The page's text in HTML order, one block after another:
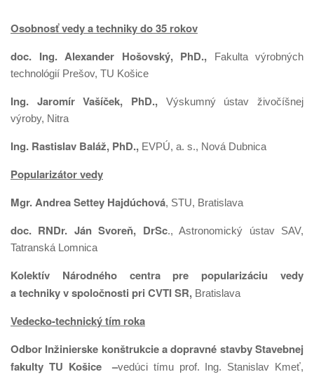
Osobnosť vedy a techniky do 35 rokov
doc. Ing. Alexander Hošovský, PhD.,
Fakulta výrobných
technológií Prešov, TU Košice
Ing. Jaromír Vašíček, PhD., Výskumný ústav živočíšnej
výroby, Nitra
Ing. Rastislav Baláž, PhD., EVPÚ, a. s., Nová Dubnica
Popularizátor vedy
Mgr. Andrea Settey Hajdúchová, STU, Bratislava
doc. RNDr. Ján Svoreň, DrSc., Astronomický ústav SAV,
Tatranská Lomnica
Kolektív Národného centra pre popularizáciu vedy
a techniky v spoločnosti pri CVTI SR, Bratislava
Vedecko-technický tím roka
Odbor Inžinierske konštrukcie a dopravné stavby Stavebnej
fakulty TU Košice –vedúci tímu prof. Ing. Stanislav Kmeť,